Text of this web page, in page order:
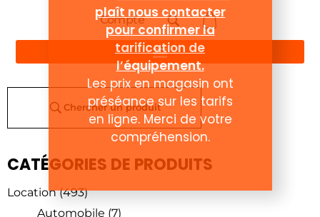
Compte
Chercher un produit
CATÉGORIES DE PRODUITS
Location (493)
Automobile (7)
plaît nous contacter
pour confirmer la
tarification de
l’équipement.
Les prix en magasin ont
préséance sur les tarifs
en ligne. Merci de votre
compréhension.